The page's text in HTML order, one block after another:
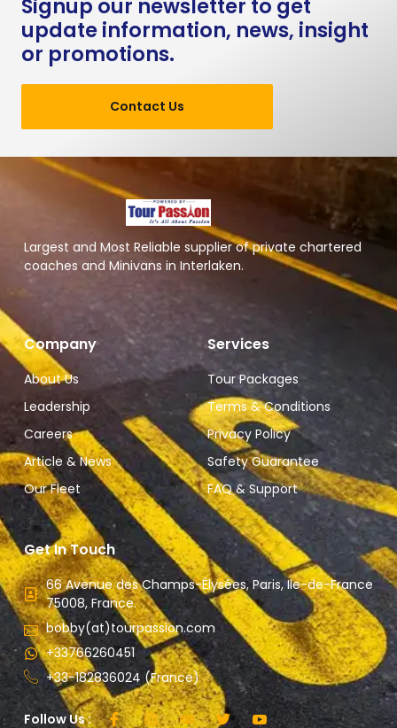
Signup our newsletter to get
update information, news, insight
or promotions.
Contact Us
Largest and Most Reliable supplier of private chartered
coaches and Minivans in Interlaken.
Company
About Us
Leadership
Careers
Article & News
Our Fleet
Services
Tour Packages
Terms & Conditions
Privacy Policy
Safety Guarantee
FAQ & Support
Get In Touch
66 Avenue des Champs-Élysées, Paris, Ile-de-France
75008, France.
bobby(at)tourpassion.com
+33766260451
+33-182836024 (France)
Follow Us :